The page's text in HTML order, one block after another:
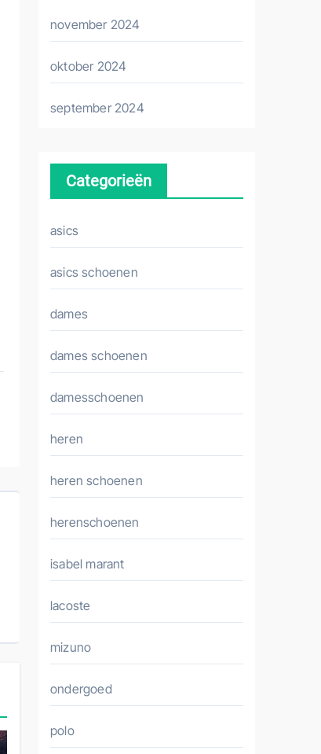
november 2024
oktober 2024
september 2024
Categorieën
asics
asics schoenen
dames
dames schoenen
damesschoenen
heren
heren schoenen
herenschoenen
isabel marant
lacoste
mizuno
ondergoed
polo